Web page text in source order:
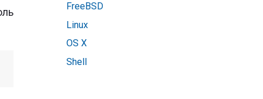
FreeBSD
Linux
OS X
Shell